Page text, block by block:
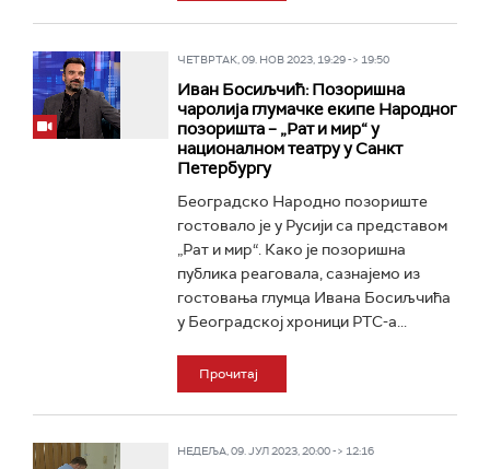
ЧЕТВРТАК, 09. НОВ 2023, 19:29 -> 19:50
Иван Босиљчић: Позоришна
чаролија глумачке екипе Народног
позоришта – „Рат и мир“ у
националном театру у Санкт
Петербургу
Београдско Народно позориште
гостовало је у Русији са представом
„Рат и мир“. Како је позоришна
публика реаговала, сазнајемо из
гостовања глумца Ивана Босиљчића
у Београдској хроници РТС-а...
Прочитај
НЕДЕЉА, 09. ЈУЛ 2023, 20:00 -> 12:16